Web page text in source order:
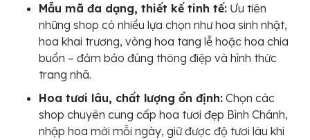
Mẫu mã đa dạng, thiết kế tinh tế: Ưu tiên
những shop có nhiều lựa chọn như hoa sinh nhật,
hoa khai trương, vòng hoa tang lễ hoặc hoa chia
buồn – đảm bảo đúng thông điệp và hình thức
trang nhã.
Hoa tươi lâu, chất lượng ổn định: Chọn các
shop chuyên cung cấp hoa tươi đẹp Bình Chánh,
nhập hoa mới mỗi ngày, giữ được độ tươi lâu khi